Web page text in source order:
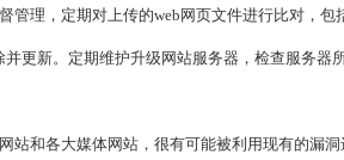
管理，定期对上传的web网页文件进行比对，
更新。定期维护升级网站服务器，检查服务器
站和各大媒体网站，很有可能被利用现有的漏